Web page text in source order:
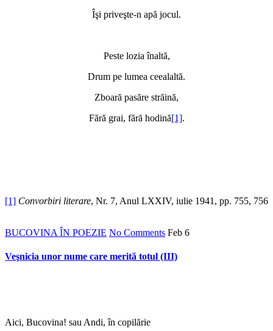
Îşi priveşte-n apă jocul.
Peste lozia înaltă,
Drum pe lumea ceealaltă.
Zboară pasăre străină,
Fără grai, fără hodină[1].
[1] Convorbiri literare, Nr. 7, Anul LXXIV, iulie 1941, pp. 755, 756
BUCOVINA ÎN POEZIE No Comments Feb 6
Veşnicia unor nume care merită totul (III)
Aici, Bucovina! sau Andi, în copilărie